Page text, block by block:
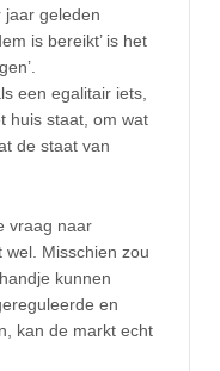
jaar geleden
is bereikt’ is het
een egalitair iets,
huis staat, om wat
de staat van
vraag naar
Misschien zou
kunnen
en
kan de markt echt